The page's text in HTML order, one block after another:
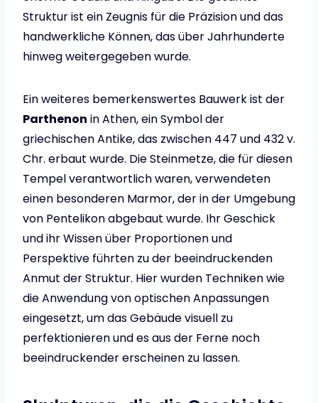
Struktur ist ein Zeugnis für die Präzision und das
handwerkliche Können, das über Jahrhunderte
hinweg weitergegeben wurde.
Ein weiteres bemerkenswertes Bauwerk ist der
Parthenon in Athen, ein Symbol der
griechischen Antike, das zwischen 447 und 432 v.
Chr. erbaut wurde. Die Steinmetze, die für diesen
Tempel verantwortlich waren, verwendeten
einen besonderen Marmor, der in der Umgebung
von Pentelikon abgebaut wurde. Ihr Geschick
und ihr Wissen über Proportionen und
Perspektive führten zu der beeindruckenden
Anmut der Struktur. Hier wurden Techniken wie
die Anwendung von optischen Anpassungen
eingesetzt, um das Gebäude visuell zu
perfektionieren und es aus der Ferne noch
beeindruckender erscheinen zu lassen.